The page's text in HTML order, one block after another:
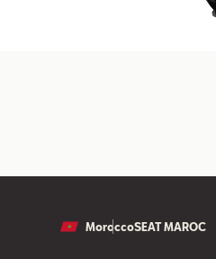
MoroccoSEAT MAROC